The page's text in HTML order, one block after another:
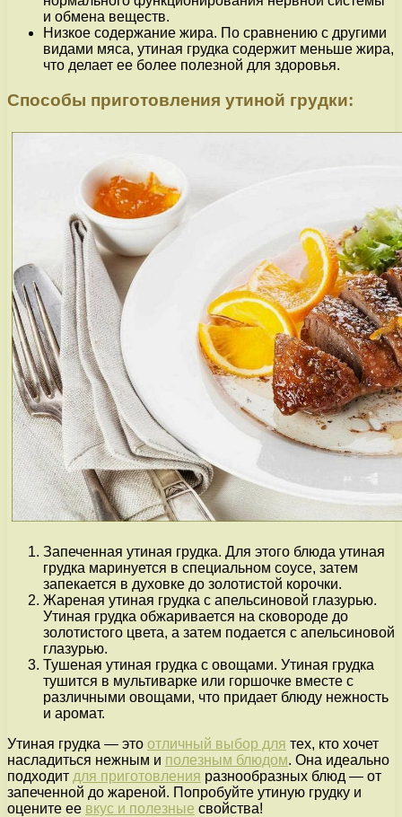
и обмена веществ.
Низкое содержание жира. По сравнению с другими
видами мяса, утиная грудка содержит меньше жира,
что делает ее более полезной для здоровья.
Способы приготовления утиной грудки:
Запеченная утиная грудка. Для этого блюда утиная
грудка маринуется в специальном соусе, затем
запекается в духовке до золотистой корочки.
Жареная утиная грудка с апельсиновой глазурью.
Утиная грудка обжаривается на сковороде до
золотистого цвета, а затем подается с апельсиновой
глазурью.
Тушеная утиная грудка с овощами. Утиная грудка
тушится в мультиварке или горшочке вместе с
различными овощами, что придает блюду нежность
и аромат.
Утиная грудка — это отличный выбор для тех, кто хочет
насладиться нежным и полезным блюдом. Она идеально
подходит для приготовления разнообразных блюд — от
запеченной до жареной. Попробуйте утиную грудку и
оцените ее вкус и полезные свойства!